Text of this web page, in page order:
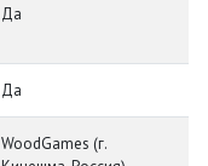
Да
Да
WoodGames (г.